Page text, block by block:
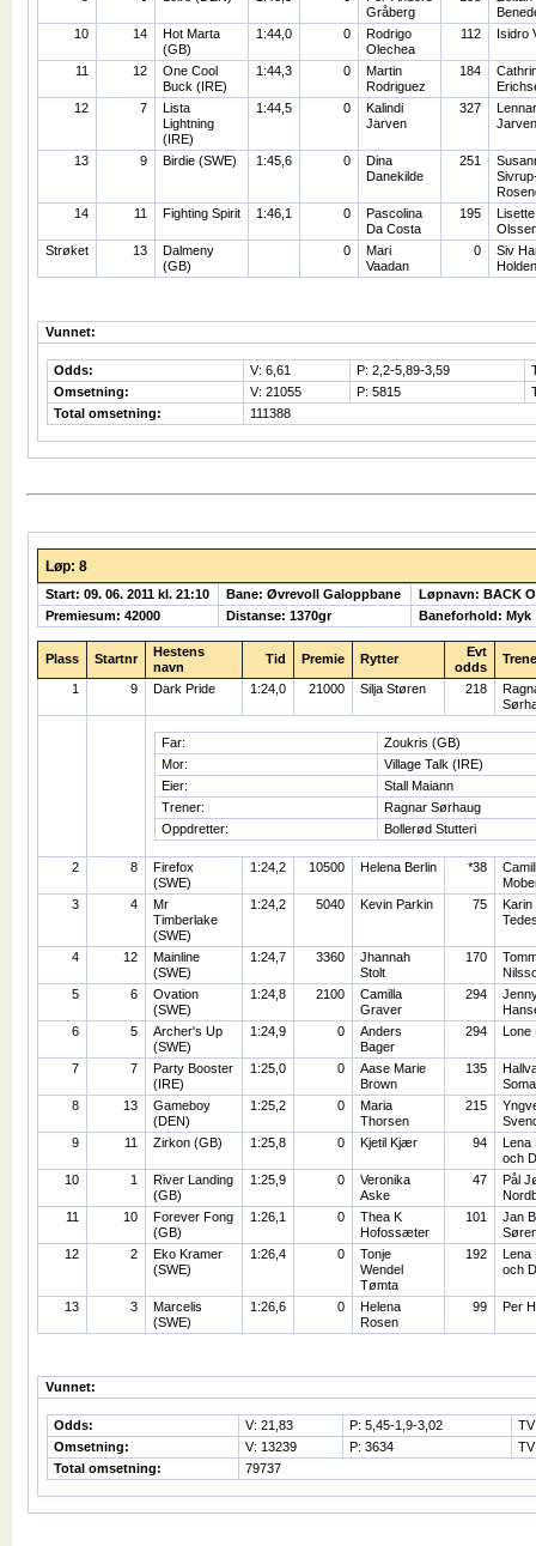
Gråberg
10
14
Hot Marta
(GB)
1:44,0 0
Rodrigo
Olechea
112 Isidro
11 12
One Cool
Buck (IRE)
1:44,3 0
Martin
Rodriguez
184
12
7
Lista
Lightning
(IRE)
1:44,5 0
Kalindi
Jarven
327
Jarven
13 9 Birdie (SWE) 1:45,6 0
Dina
Danekilde
251
14
11 Fighting Spirit 1:46,1 0
Pascolina
Da Costa
195
Strøket
13
Dalmeny
(GB)
0
Mari
Vaadan
0
Siv
Holden
Vunnet:
Odds: V: 6,61 P: 2,2-5,89-3,59
Omsetning:
V: 21055 P: 5815
Total omsetning:
111388
Løp: 8
Start: 09. 06. 2011 kl. 21:10 Bane: Øvrevoll Galoppbane
Løpnavn: BACK
Premiesum: 42000
Distanse: 1370gr Baneforhold: Myk
Plass Startnr
Hestens
navn
Tid Premie Rytter
Evt
odds
1 9 Dark Pride 1:24,0 21000 Silja Støren 218
Far:
Zoukris (GB)
Mor:
Village Talk (IRE)
Eier:
Stall Maiann
Trener:
Ragnar Sørhaug
Oppdretter:
Bollerød Stutteri
2 8
Firefox
(SWE)
1:24,2 10500 Helena Berlin *38
3
4
Mr
Timberlake
(SWE)
1:24,2 5040 Kevin Parkin 75
Karin
4 12
Mainline
(SWE)
1:24,7 3360
Jhannah
Stolt
170
5
6
Ovation
(SWE)
1:24,8 2100
Camilla
Graver
294
6
5
Archer's Up
(SWE)
1:24,9 0
Anders
Bager
294 Lone
7 7
Party Booster
(IRE)
1:25,0 0
Aase Marie
Brown
135
Soma
8
13
Gameboy
(DEN)
1:25,2 0
Maria
Thorsen
215
9
11 Zirkon (GB) 1:25,8 0 Kjetil Kjær 94
Lena
och
10
1
River Landing
(GB)
1:25,9 0
Veronika
Aske
47
Pål
11
10
Forever Fong
(GB)
1:26,1 0
Thea K
Hofossæter
101
Jan
12
2
Eko Kramer
(SWE)
1:26,4 0
Tonje
Wendel
Tømta
192
Lena
och
13 3
Marcelis
(SWE)
1:26,6 0
Helena
Rosen
99 Per
Vunnet:
Odds: V: 21,83 P: 5,45-1,9-3,02
Omsetning:
V: 13239 P: 3634
Total omsetning:
79737